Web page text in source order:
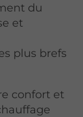
du
et
plus brefs
confort et